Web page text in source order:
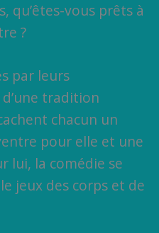
qu’êtes-vous prêts à
?
par leurs
tradition
chacun un
pour elle et une
lui, la comédie se
jeux des corps et de